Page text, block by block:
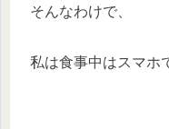
そんなわけで、
私は食事中はスマホ